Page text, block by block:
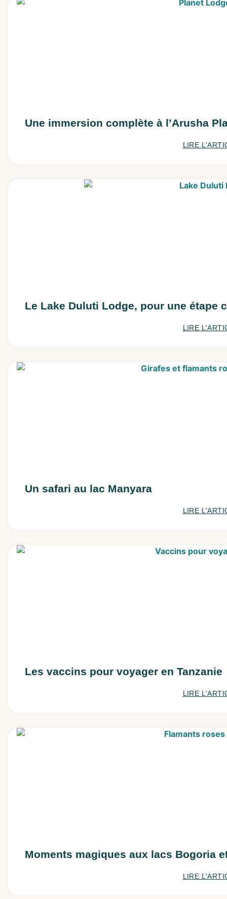
Une immersion complète à l’Arusha
LIRE
Le Lake Duluti Lodge, pour une étape
LIRE
Un safari au lac Manyara
LIRE
Les vaccins pour voyager en Tanzanie
LIRE
Moments magiques aux lacs Bogoria
LIRE